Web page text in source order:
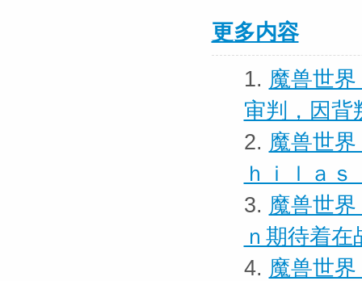
更多内容
1. 魔兽世
审判，因背
2. 魔兽世
ｈｉｌａｓ
3. 魔兽世
ｎ期待着在
4. 魔兽世